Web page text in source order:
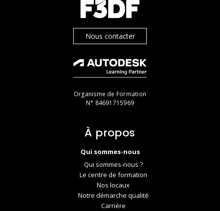
Nous contacter
Organisme de Formation
N° 84691715969
À propos
Qui sommes-nous
Qui sommes-nous ?
Le centre de formation
Nos locaux
Notre démarche qualité
Carrière